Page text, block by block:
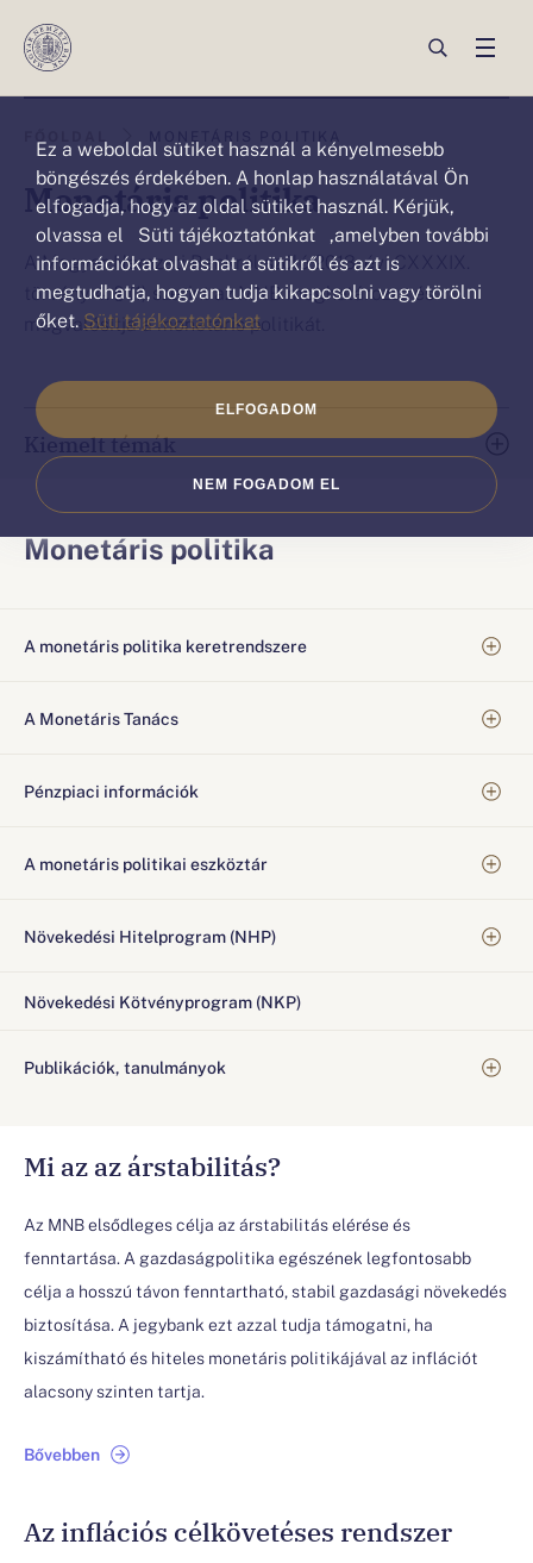
Ez a weboldal sütiket („cookie”)
használ
Ez a weboldal sütiket használ a kényelmesebb
böngészés érdekében. A honlap használatával Ön
elfogadja, hogy az oldal sütiket használ. Kérjük,
olvassa el Süti tájékoztatónkat ,amelyben további
információkat olvashat a sütikről és azt is
megtudhatja, hogyan tudja kikapcsolni vagy törölni
őket. Süti tájékoztatónkat
NEM FOGADOM EL
ELFOGADOM
ezen
oldalon
van:Monetáris
politika
Monetáris politika
A Magyar Nemzeti Bankról szóló 2013. évi CXXXIX.
törvény 4. § (1) szerint az MNB meghatározza és
megvalósítja a monetáris politikát.
Ön
ezen
az
oldalon
van.
Kiemelt témák
Mi az az árstabilitás?
Az MNB elsődleges célja az árstabilitás elérése és
fenntartása. A gazdaságpolitika egészének legfontosabb
célja a hosszú távon fenntartható, stabil gazdasági növekedés
biztosítása. A jegybank ezt azzal tudja támogatni, ha
kiszámítható és hiteles monetáris politikájával az inflációt
alacsony szinten tartja.
Bővebben
Az inflációs célkövetéses rendszer
Monetáris politika
A monetáris politika keretrendszere
A Monetáris Tanács
Pénzpiaci információk
A monetáris politikai eszköztár
Növekedési Hitelprogram (NHP)
Növekedési Kötvényprogram (NKP)
Publikációk, tanulmányok